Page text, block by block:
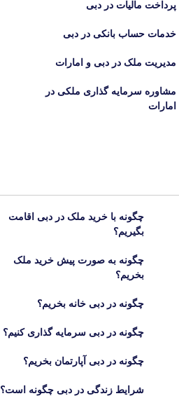
پرداخت مالیات در دبی
خدمات حساب بانکی در دبی
مدیریت ملک در دبی و امارات
مشاوره سرمایه گذاری ملکی در
امارات
چگونه با خرید ملک در دبی اقامت
بگیریم؟
چگونه به صورت پیش خرید ملک
بخریم؟
چگونه در دبی خانه بخریم؟
چگونه در دبی سرمایه گذاری کنیم؟
چگونه در دبی آپارتمان بخریم؟
شرایط زندگی در دبی چگونه است؟